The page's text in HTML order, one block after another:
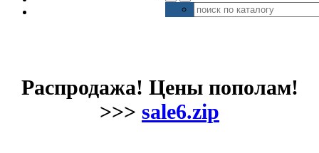
Распродажа! Цены пополам!
>>> sale6.zip